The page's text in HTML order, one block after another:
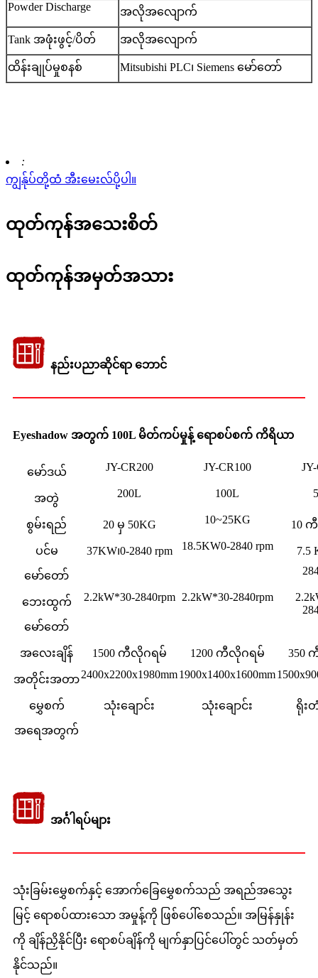
Powder Discharge
အလိုအလျောက်
Tank အဖုံးဖွင့်/ပိတ် အလိုအလျောက်
ထိန်းချုပ်မှုစနစ် Mitsubishi PLC၊ Siemens မော်တော်
:
ကျွန်ုပ်တို့ထံ အီးမေးလ်ပို့ပါ။
ထုတ်ကုန်အသေးစိတ်
ထုတ်ကုန်အမှတ်အသား
နည်းပညာဆိုင်ရာ ဘောင်
Eyeshadow အတွက် 100L မိတ်ကပ်မှုန့် ရောစပ်စက် ကိရိယာ
မော်ဒယ် JY-CR200 JY-CR100
အတွဲ 200L 100L
စွမ်းရည် 20 မှ 50KG 10~25KG 10
ပင်မ
မော်တော်
37KW၊0-2840 rpm 18.5KW0-2840 rpm
7.5
ဘေးထွက်
မော်တော်
2.2kW*30-2840rpm 2.2kW*30-2840rpm
အလေးချိန် 1500 ကီလိုဂရမ် 1200 ကီလိုဂရမ် 350
အတိုင်းအတာ2400x2200x1980mm1900x1400x1600mm
မွှေစက်
အရေအတွက်
သုံးချောင်း သုံးချောင်း ရိုး
အင်္ဂါရပ်များ
သုံးခြမ်းမွှေစက်နှင့် အောက်ခြေမွှေစက်သည် အရည်အသွေး
မြင့် ရောစပ်ထားသော အမှုန့်ကို ဖြစ်ပေါ်စေသည်။ အမြန်နှုန်း
ကို ချိန်ညှိနိုင်ပြီး ရောစပ်ချိန်ကို မျက်နှာပြင်ပေါ်တွင် သတ်မှတ်
နိုင်သည်။